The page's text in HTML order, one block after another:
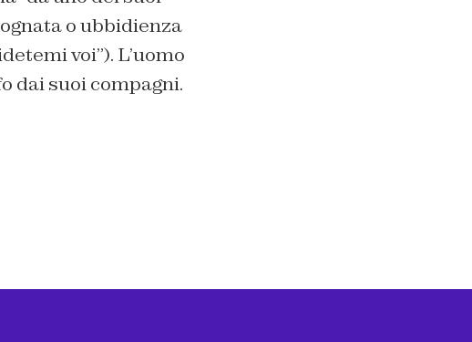
o ubbidienza
voi”). L’uomo
dai suoi compagni.